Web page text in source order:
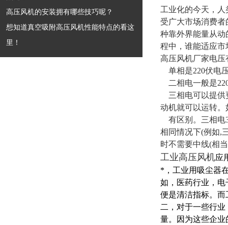
高压风机的安装拥有哪些技巧呢？
想知道真空吸附高压风机性能特点的看这
里！
工业化的今天，
受广大市场消费
种靠外界能量从
程中，谁能适应
高压风机厂家电压
单相是220伏电
二相电一般是
三相电可以提供
动机就可以运转
有区别。三相电
相同情况下(例如,
时不需要中线(相
工业高压风机应
*，工业用吸尘器
如，医药行业，
便是清洁指标。
二，对于一些行
量。因为这些企